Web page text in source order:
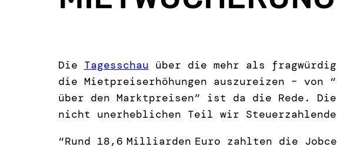
Die Tagesschau über die mehr als
die Mietpreiserhöhungen auszureizen –
über den Marktpreisen” ist da die Rede.
nicht unerheblichen Teil wir
“Rund 18,6 Milliarden Euro zahlten die